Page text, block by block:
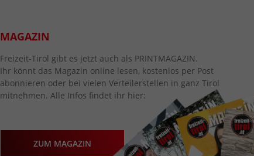
MAGAZIN
Freizeit-Tirol gibt es jetzt auch als PRINTMAGAZIN.
Ihr könnt das Magazin online lesen, kostenlos per Post
abonnieren oder bei vielen Verteilerstellen in ganz Tirol
mitnehmen. Alle Infos findet ihr hier:
ZUM MAGAZIN